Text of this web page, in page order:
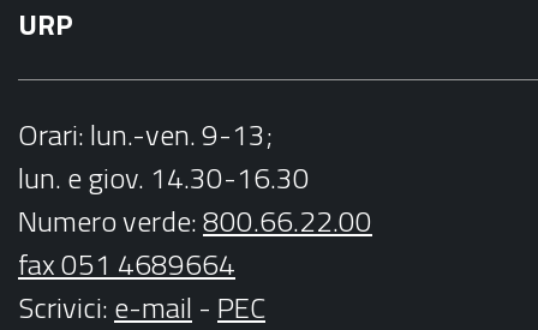
URP
Orari: lun.-ven. 9-13;
lun. e giov. 14.30-16.30
Numero verde:800.66.22.00
fax 051 4689664
Scrivici:e-mail - PEC